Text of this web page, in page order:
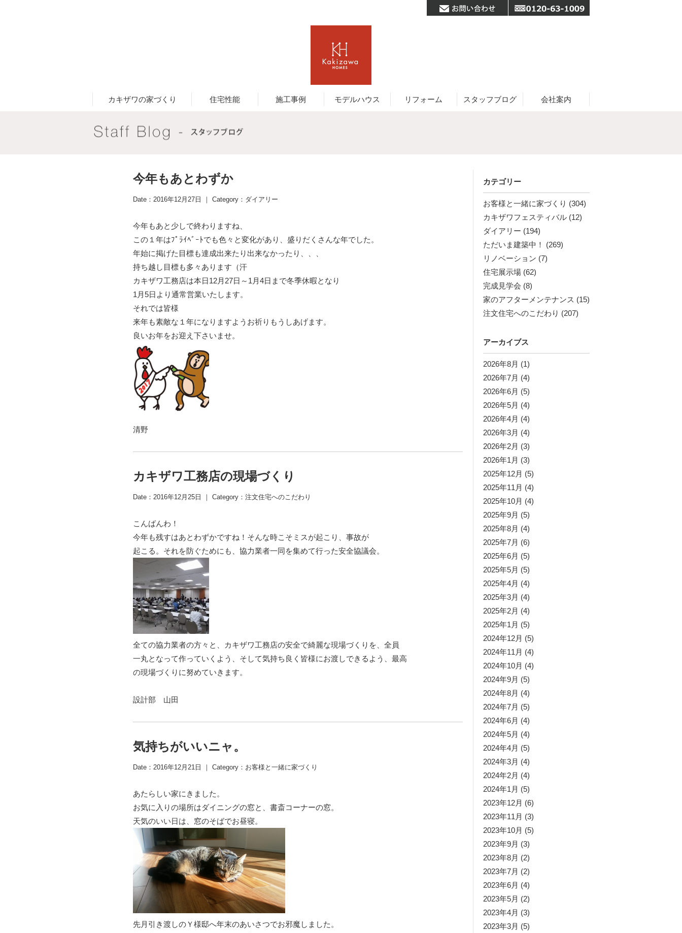
カキザワの家づくり 住宅性能 施工事例 モデルハウス リフォーム スタッフブログ 会社案内
カテゴリー
お客様と一緒に家づくり (304)
カキザワフェスティバル (12)
ダイアリー (194)
ただいま建築中！
(269)
リノベーション (7)
住宅展示場 (62)
完成見学会 (8)
家のアフターメンテナンス (15)
注文住宅へのこだわり (207)
アーカイブス
2026年8月 (1)
2026年7月 (4)
2026年6月 (5)
2026年5月 (4)
2026年4月 (4)
2026年3月 (4)
2026年2月 (3)
2026年1月 (3)
2025年12月 (5)
2025年11月 (4)
2025年10月 (4)
2025年9月 (5)
2025年8月 (4)
2025年7月 (6)
2025年6月 (5)
2025年5月 (5)
2025年4月 (4)
2025年3月 (4)
2025年2月 (4)
2025年1月 (5)
2024年12月 (5)
2024年11月 (4)
2024年10月 (4)
2024年9月 (5)
2024年8月 (4)
2024年7月 (5)
2024年6月 (4)
2024年5月 (4)
2024年4月 (5)
2024年3月 (4)
2024年2月 (4)
2024年1月 (5)
2023年12月 (6)
2023年11月 (3)
2023年10月 (5)
2023年9月 (3)
2023年8月 (2)
2023年7月 (2)
2023年6月 (4)
2023年5月 (2)
2023年4月 (3)
2023年3月 (5)
今年もあとわずか
Date：2016年12月27日 ｜ Category： ダイアリー
今年もあと少しで終わりますね、
この１年はﾌﾟﾗｲﾍﾞｰﾄでも色々と変化があり、盛りだくさんな年でした。
年始に掲げた目標も達成出来たり出来なかったり、、、
持ち越し目標も多々あります（汗
カキザワ工務店は本日12月27日～1月4日まで冬季休暇となり
1月5日より通常営業いたします。
それでは皆様
来年も素敵な１年になりますようお祈りもうしあげます。
良いお年をお迎え下さいませ。
清野
カキザワ工務店の現場づくり
Date：2016年12月25日 ｜ Category： 注文住宅へのこだわり
こんばんわ！
今年も残すはあとわずかですね！そんな時こそミスが起こり、事故が
起こる。それを防ぐためにも、協力業者一同を集めて行った安全協議会。
全ての協力業者の方々と、カキザワ工務店の安全で綺麗な現場づくりを、全員
一丸となって作っていくよう、そして気持ち良く皆様にお渡しできるよう、最高
の現場づくりに努めていきます。
設計部 山田
気持ちがいいニャ。
Date：2016年12月21日 ｜ Category： お客様と一緒に家づくり
あたらしい家にきました。
お気に入りの場所はダイニングの窓と、書斎コーナーの窓。
天気のいい日は、窓のそばでお昼寝。
先月引き渡しのＹ様邸へ年末のあいさつでお邪魔しました。